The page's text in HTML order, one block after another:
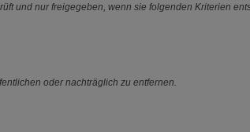
und nur freigegeben, wenn sie folgenden Kriterien
oder nachträglich zu entfernen.